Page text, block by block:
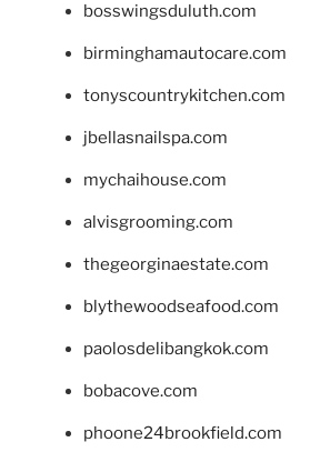
bosswingsduluth.com
birminghamautocare.com
tonyscountrykitchen.com
jbellasnailspa.com
mychaihouse.com
alvisgrooming.com
thegeorginaestate.com
blythewoodseafood.com
paolosdelibangkok.com
bobacove.com
phoone24brookfield.com